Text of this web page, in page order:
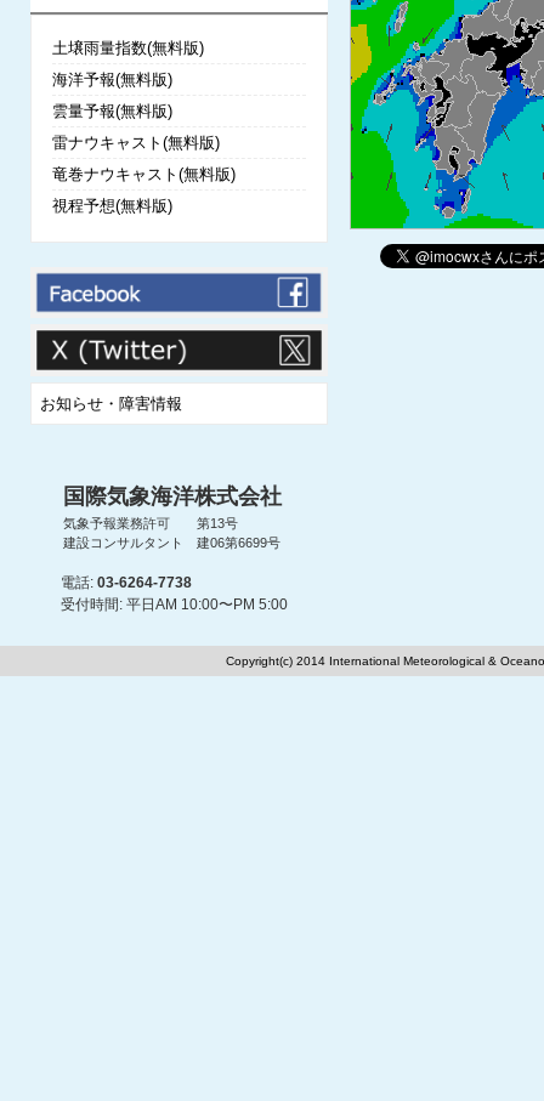
土壌雨量指数(無料版)
海洋予報(無料版)
雲量予報(無料版)
雷ナウキャスト(無料版)
竜巻ナウキャスト(無料版)
視程予想(無料版)
お知らせ・障害情報
国際気象海洋株式会社
気象予報業務許可 第13号
建設コンサルタント 建06第6699号
電話: 03-6264-7738
受付時間: 平日AM 10:00〜PM 5:00
Copyright(c) 2014 International Meteorological &